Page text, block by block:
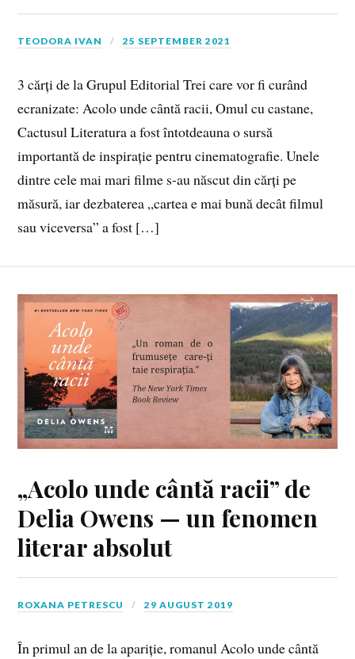
TEODORA IVAN 25 SEPTEMBER 2021
3 cărți de la Grupul Editorial Trei care vor fi curând
ecranizate: Acolo unde cântă racii, Omul cu castane,
Cactusul Literatura a fost întotdeauna o sursă
importantă de inspirație pentru cinematografie. Unele
dintre cele mai mari filme s-au născut din cărți pe
măsură, iar dezbaterea „cartea e mai bună decât filmul
sau viceversa” a fost […]
„Acolo unde cântă racii” de
Delia Owens — un fenomen
literar absolut
ROXANA PETRESCU 29 AUGUST 2019
În primul an de la apariție, romanul Acolo unde cântă